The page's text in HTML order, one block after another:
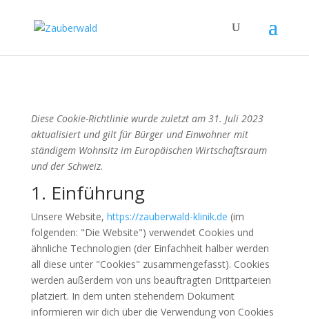
Diese Cookie-Richtlinie wurde zuletzt am 31. Juli 2023
aktualisiert und gilt für Bürger und Einwohner mit
ständigem Wohnsitz im Europäischen Wirtschaftsraum
und der Schweiz.
1. Einführung
Unsere Website, https://zauberwald-klinik.de (im
folgenden: "Die Website") verwendet Cookies und
ähnliche Technologien (der Einfachheit halber werden
all diese unter "Cookies" zusammengefasst). Cookies
werden außerdem von uns beauftragten Drittparteien
platziert. In dem unten stehendem Dokument
informieren wir dich über die Verwendung von Cookies